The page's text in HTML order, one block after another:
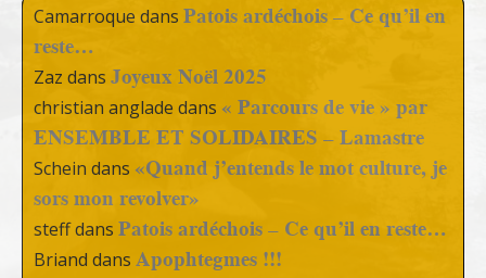
Camarroque dans Patois ardéchois – Ce qu’il en
reste…
Zaz dans Joyeux Noël 2025
christian anglade dans « Parcours de vie » par
ENSEMBLE ET SOLIDAIRES – Lamastre
Schein dans «Quand j’entends le mot culture, je
sors mon revolver»
steffdans Patois ardéchois – Ce qu’il en reste…
Briand dans Apophtegmes !!!